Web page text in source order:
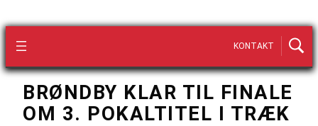
KONTAKT
BRØNDBY KLAR TIL FINALE
OM 3. POKALTITEL I TRÆK